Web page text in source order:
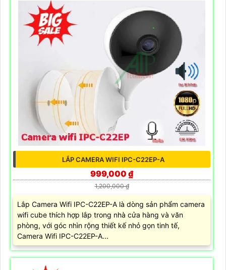
LẮP CAMERA WIFI IPC-C22EP-A
999,000 ₫
1,200,000 ₫
Lắp Camera Wifi IPC-C22EP-A là dòng sản phẩm camera
wifi cube thích hợp lắp trong nhà cửa hàng và văn
phòng, với góc nhìn rộng thiết kế nhỏ gọn tinh tế,
Camera Wifi IPC-C22EP-A...